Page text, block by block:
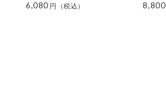
6,080 8,800